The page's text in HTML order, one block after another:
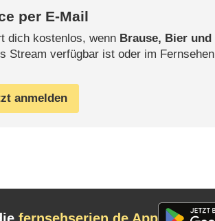
per E-Mail
dich kostenlos, wenn Brause, Bier und
Stream verfügbar ist oder im Fernsehen
anmelden